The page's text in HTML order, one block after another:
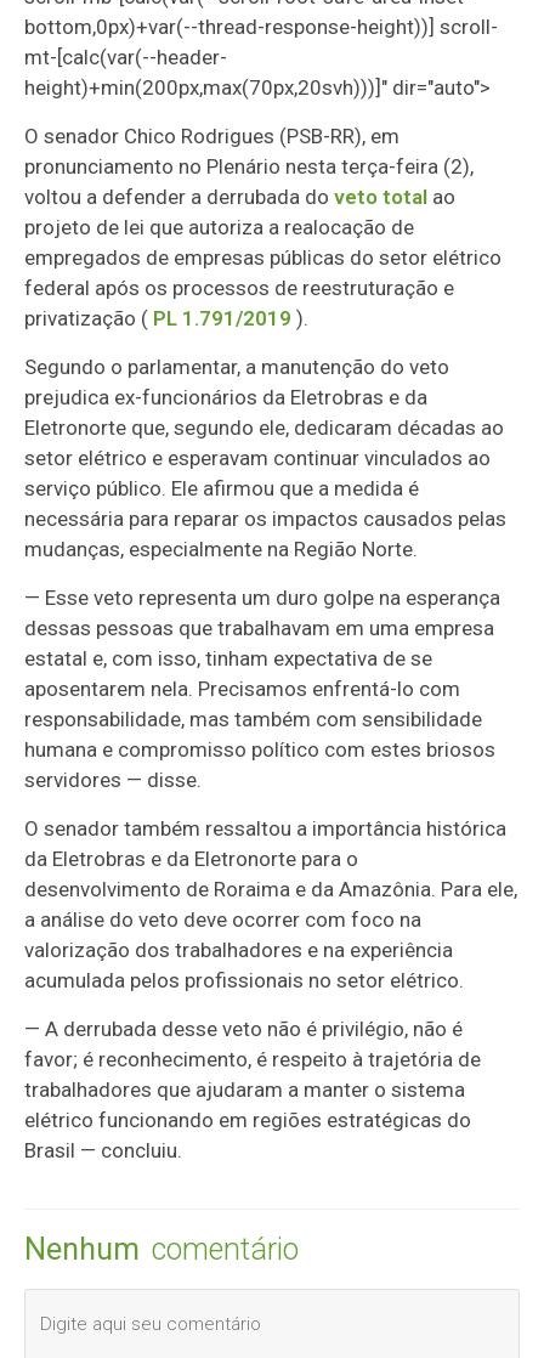
bottom,0px)+var(--thread-response-height))] scroll-
mt-[calc(var(--header-
height)+min(200px,max(70px,20svh)))]" dir="auto">
O senador Chico Rodrigues (PSB-RR), em
pronunciamento no Plenário nesta terça-feira (2),
voltou a defender a derrubada doveto total ao
projeto de lei que autoriza a realocação de
empregados de empresas públicas do setor elétrico
federal após os processos de reestruturação e
privatização ( PL 1.791/2019 ).
Segundo o parlamentar, a manutenção do veto
prejudica ex-funcionários da Eletrobras e da
Eletronorte que, segundo ele, dedicaram décadas ao
setor elétrico e esperavam continuar vinculados ao
serviço público. Ele afirmou que a medida é
necessária para reparar os impactos causados pelas
mudanças, especialmente na Região Norte.
— Esse veto representa um duro golpe na esperança
dessas pessoas que trabalhavam em uma empresa
estatal e, com isso, tinham expectativa de se
aposentarem nela. Precisamos enfrentá-lo com
responsabilidade, mas também com sensibilidade
humana e compromisso político com estes briosos
servidores — disse.
O senador também ressaltou a importância histórica
da Eletrobras e da Eletronorte para o
desenvolvimento de Roraima e da Amazônia. Para ele,
a análise do veto deve ocorrer com foco na
valorização dos trabalhadores e na experiência
acumulada pelos profissionais no setor elétrico.
— A derrubada desse veto não é privilégio, não é
favor; é reconhecimento, é respeito à trajetória de
trabalhadores que ajudaram a manter o sistema
elétrico funcionando em regiões estratégicas do
Brasil — concluiu.
Nenhum comentário